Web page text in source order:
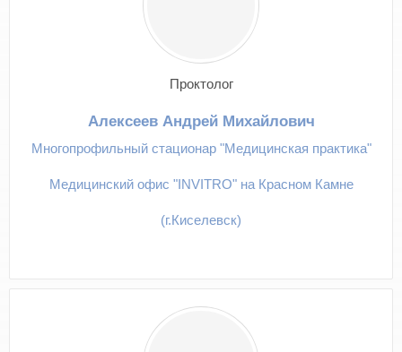
Проктолог
Алексеев Андрей Михайлович
Многопрофильный стационар "Медицинская практика"
Медицинский офис "INVITRO" на Красном Камне
(г.Киселевск)